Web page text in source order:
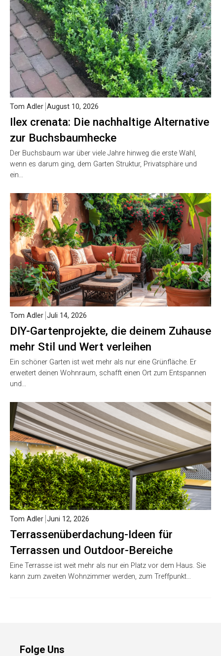
Ilex crenata: Die nachhaltige Alternative
zur Buchsbaumhecke
Tom Adler August 10, 2026
Der Buchsbaum war über viele Jahre hinweg die erste Wahl,
wenn es darum ging, dem Garten Struktur, Privatsphäre und
ein…
DIY-Gartenprojekte, die deinem Zuhause
mehr Stil und Wert verleihen
Tom Adler Juli 14, 2026
Ein schöner Garten ist weit mehr als nur eine Grünfläche. Er
erweitert deinen Wohnraum, schafft einen Ort zum Entspannen
und…
Terrassenüberdachung-Ideen für
Terrassen und Outdoor-Bereiche
Tom Adler Juni 12, 2026
Eine Terrasse ist weit mehr als nur ein Platz vor dem Haus. Sie
kann zum zweiten Wohnzimmer werden, zum Treffpunkt…
Folge Uns